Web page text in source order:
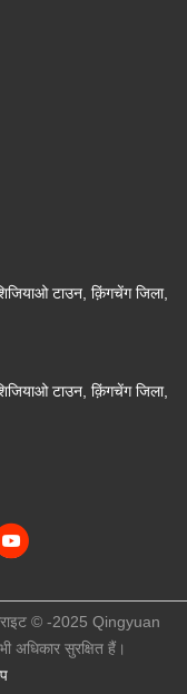
टाउन, क़िंगचेंग जिला,
टाउन, क़िंगचेंग जिला,
© -2025 Qingyuan
सुरक्षित हैं।